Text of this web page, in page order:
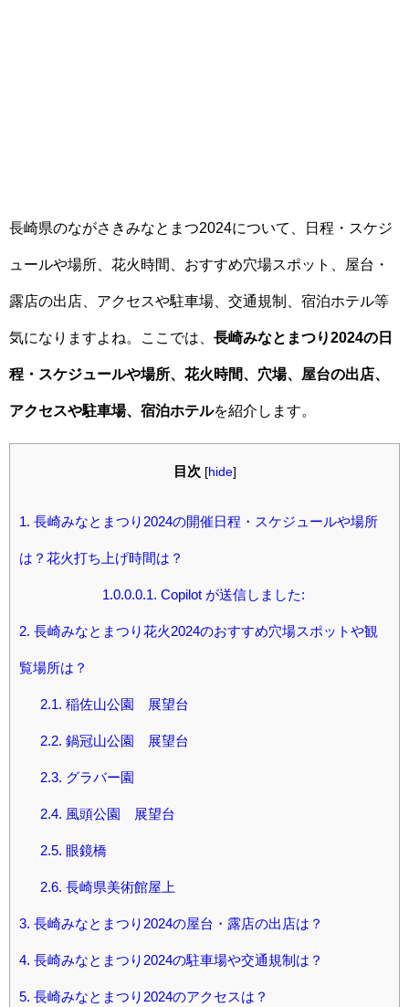
長崎県のながさきみなとまつ2024について、日程・スケジ
ュールや場所、花火時間、おすすめ穴場スポット、屋台・
露店の出店、アクセスや駐車場、交通規制、宿泊ホテル等
気になりますよね。ここでは、 長崎みなとまつり2024の日
程・スケジュールや場所、花火時間、穴場、屋台の出店、
アクセスや駐車場、宿泊ホテルを紹介します。
目次 [hide]
1. 長崎みなとまつり2024の開催日程・スケジュールや場所
は？花火打ち上げ時間は？
1.0.0.0.1. Copilot が送信しました:
2. 長崎みなとまつり花火2024のおすすめ穴場スポットや観
覧場所は？
2.1. 稲佐山公園 展望台
2.2. 鍋冠山公園 展望台
2.3. グラバー園
2.4. 風頭公園 展望台
2.5. 眼鏡橋
2.6. 長崎県美術館屋上
3. 長崎みなとまつり2024の屋台・露店の出店は？
4. 長崎みなとまつり2024の駐車場や交通規制は？
5. 長崎みなとまつり2024のアクセスは？